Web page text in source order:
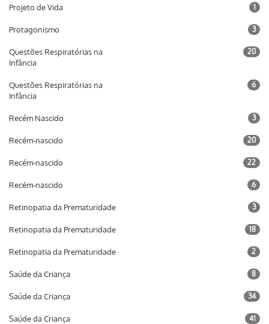
Projeto de Vida 1
Protagonismo 3
Questões Respiratórias na
Infância
20
Questões Respiratórias na
Infância
6
Recém Nascido 3
Recém-nascido 20
Recém-nascido 22
Recém-nascido 6
Retinopatia da Prematuridade 3
Retinopatia da Prematuridade 18
Retinopatia da Prematuridade 2
Saúde da Criança 8
Saúde da Criança 34
Saúde da Criança 41